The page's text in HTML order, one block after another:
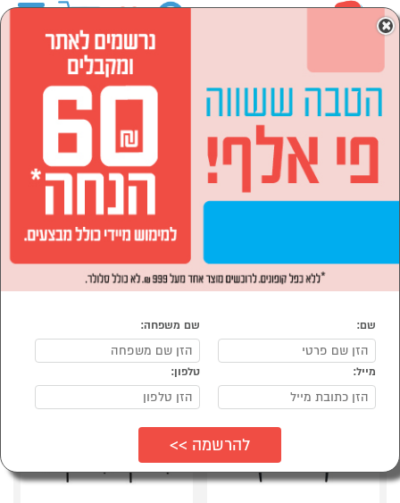
פינות אוכל וכסאות
הסתר רשימת קטגוריות
שולחנות לפינות אוכל (46) פינות אוכל (4)
כיסאות לפינות אוכל (64)
הפופולרים ביותר
×
שם: שם משפחה:
מייל: טלפון: